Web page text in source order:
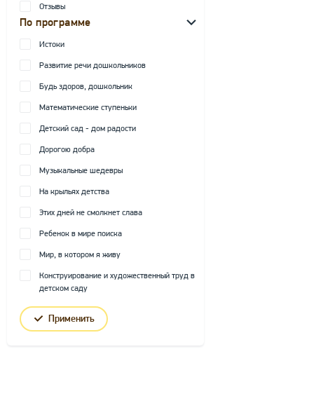
Отзывы
По программе
Истоки
Развитие речи дошкольников
Будь здоров, дошкольник
Математические ступеньки
Детский сад - дом радости
Дорогою добра
Музыкальные шедевры
На крыльях детства
Этих дней не смолкнет слава
Ребенок в мире поиска
Мир, в котором я живу
Конструирование и художественный труд в
детском саду
Применить